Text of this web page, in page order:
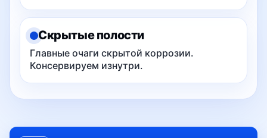
Скрытые полости
Главные очаги скрытой коррозии.
Консервируем изнутри.